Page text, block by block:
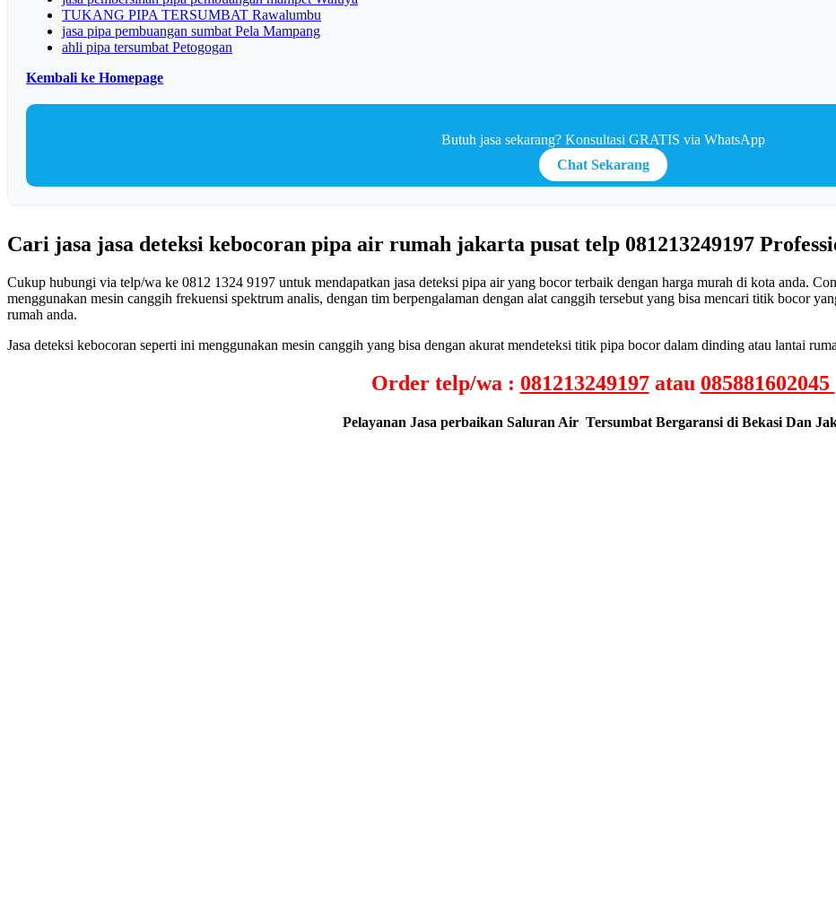
TUKANG PIPA TERSUMBAT Rawalumbu
jasa pipa pembuangan sumbat Pela Mampang
ahli pipa tersumbat Petogogan
Kembali ke Homepage
Butuh jasa sekarang? Konsultasi GRATIS via WhatsApp
Chat Sekarang
Cari jasa jasa deteksi kebocoran pipa air rumah jakarta pusat telp 081213249197
Cukup hubungi via telp/wa ke 0812 1324 9197 untuk mendapatkan jasa deteksi pipa air yang bocor terbaik dengan harga murah di kota anda.
menggunakan mesin canggih frekuensi spektrum analis, dengan tim berpengalaman dengan alat canggih tersebut yang bisa mencari titik bocor
rumah anda.
Jasa deteksi kebocoran seperti ini menggunakan mesin canggih yang bisa dengan akurat mendeteksi titik pipa bocor dalam dinding atau lantai
Order telp/wa : 081213249197atau 085881602045
Pelayanan Jasa perbaikan Saluran Air Tersumbat Bergaransi di Bekasi Dan